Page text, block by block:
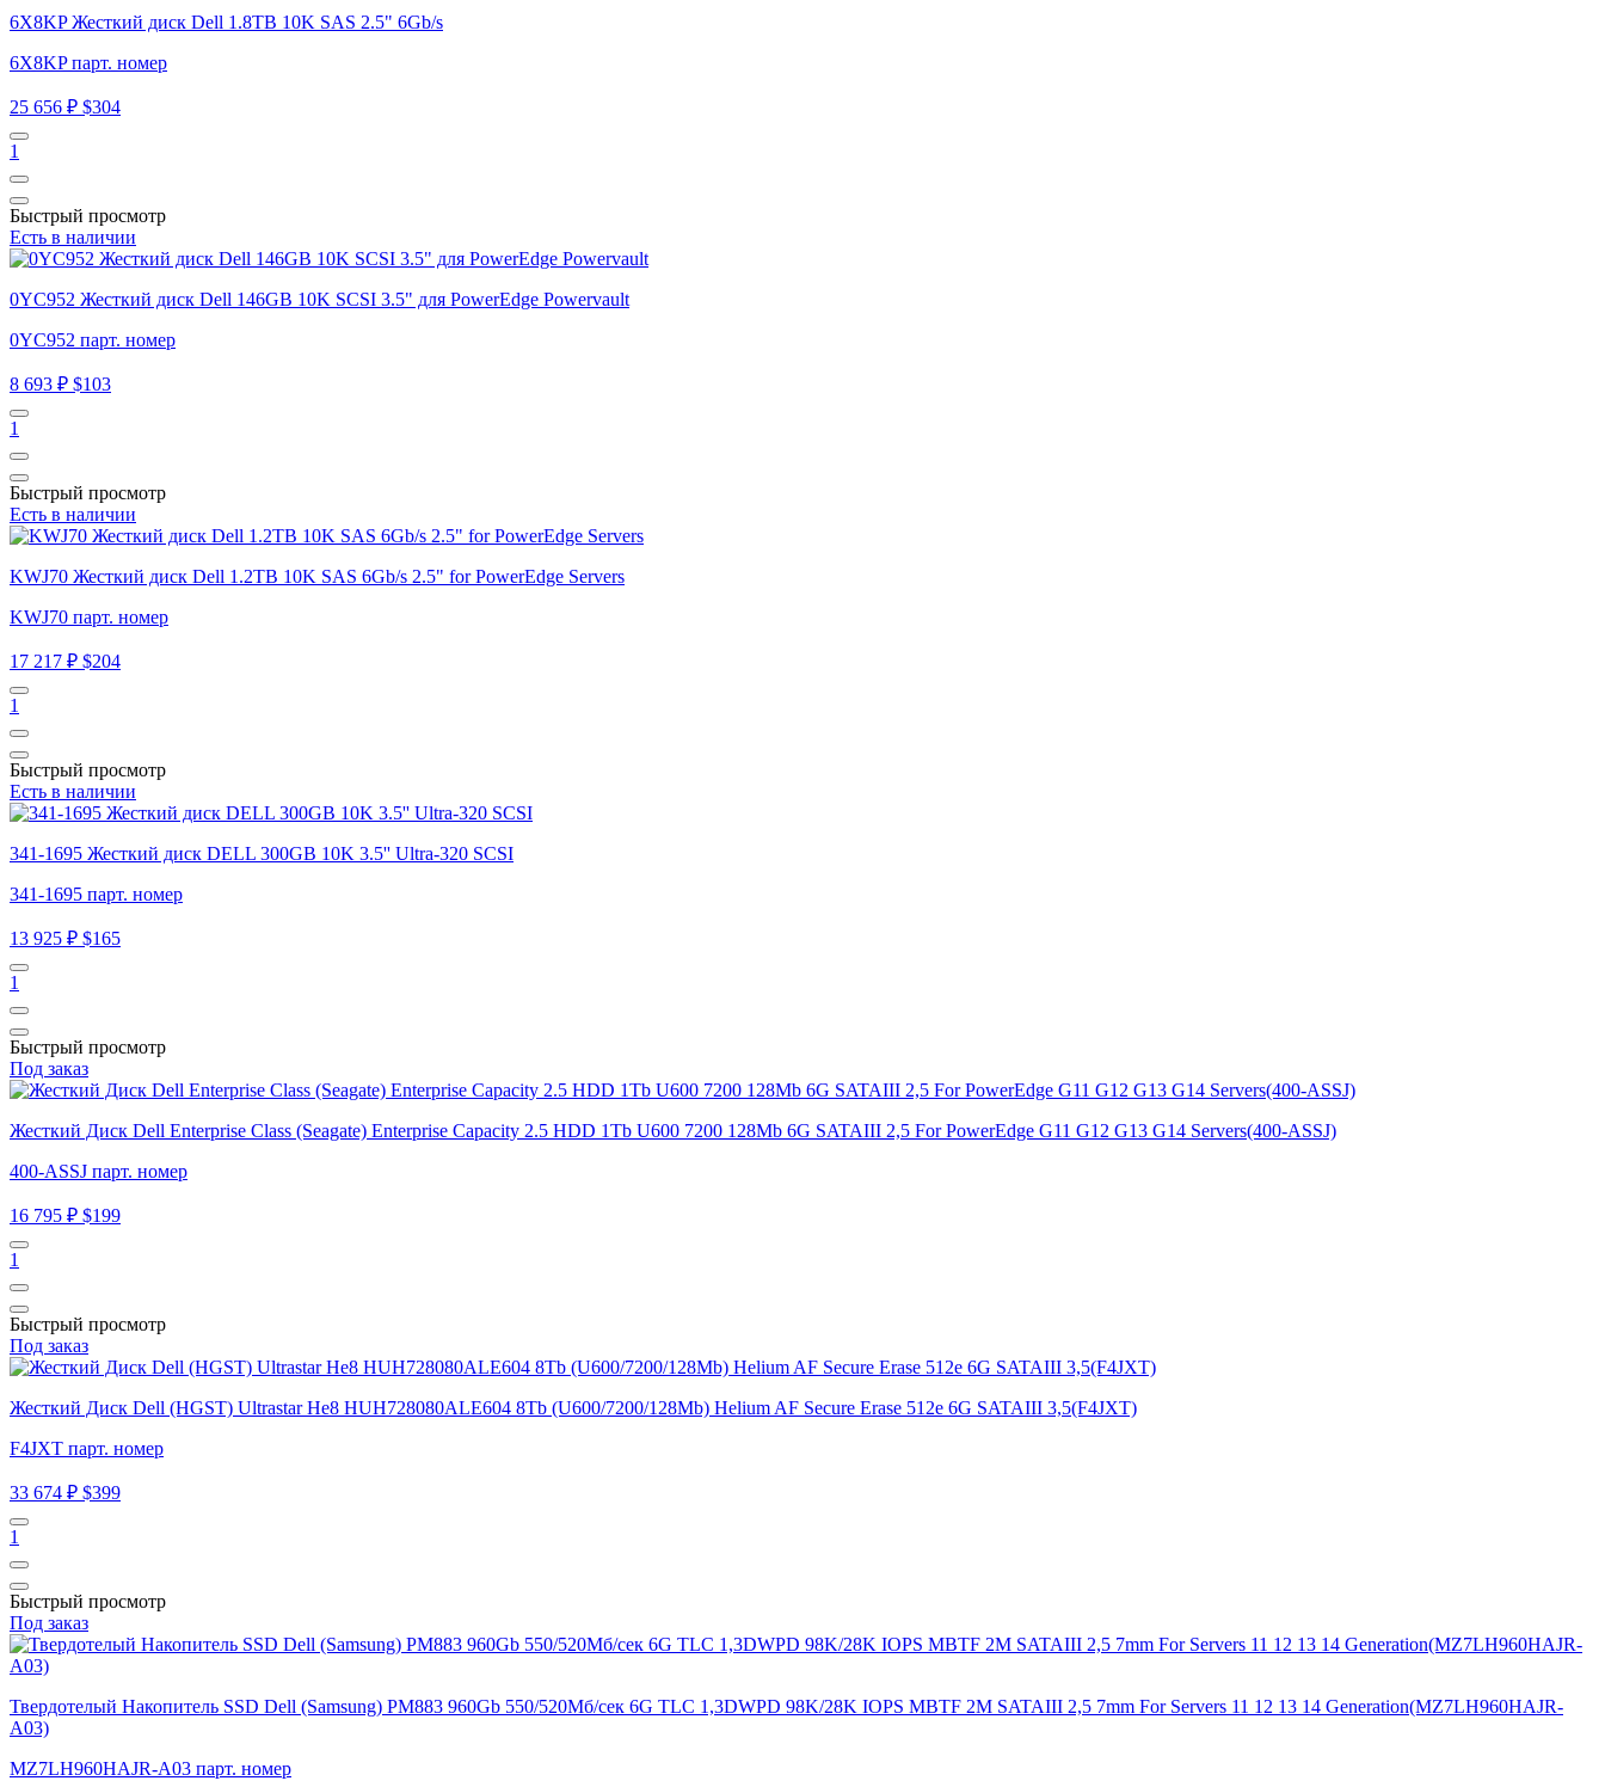
6X8KP Жесткий диск Dell 1.8TB 10K SAS 2.5" 6Gb/s
6X8KP парт. номер
25 656 ₽ $304
1
Быстрый просмотр
Есть в наличии
0YC952 Жесткий диск Dell 146GB 10K SCSI 3.5" для PowerEdge Powervault
0YC952 парт. номер
8 693 ₽ $103
1
Быстрый просмотр
Есть в наличии
KWJ70 Жесткий диск Dell 1.2TB 10K SAS 6Gb/s 2.5" for PowerEdge Servers
KWJ70 парт. номер
17 217 ₽ $204
1
Быстрый просмотр
Есть в наличии
341-1695 Жесткий диск DELL 300GB 10K 3.5'' Ultra-320 SCSI
341-1695 парт. номер
13 925 ₽ $165
1
Быстрый просмотр
Под заказ
Жесткий Диск Dell Enterprise Class (Seagate) Enterprise Capacity 2.5 HDD 1Tb U600 7200 128Mb 6G SATAIII 2,5 For PowerEdge G11 G12 G13 G14 Servers(400-ASSJ)
400-ASSJ парт. номер
16 795 ₽ $199
1
Быстрый просмотр
Под заказ
Жесткий Диск Dell (HGST) Ultrastar He8 HUH728080ALE604 8Tb (U600/7200/128Mb) Helium AF Secure Erase 512e 6G SATAIII 3,5(F4JXT)
F4JXT парт. номер
33 674 ₽ $399
1
Быстрый просмотр
Под заказ
Твердотелый Накопитель SSD Dell (Samsung) PM883 960Gb 550/520Мб/сек 6G TLC 1,3DWPD 98K/28K IOPS MBTF 2M SATAIII 2,5 7mm For Servers 11 12 13 14 Generation(MZ7LH960HAJR-
A03)
MZ7LH960HAJR-A03 парт. номер